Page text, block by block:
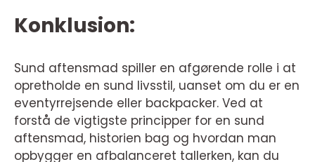
Konklusion:
Sund aftensmad spiller en afgørende rolle i at
opretholde en sund livsstil, uanset om du er en
eventyrrejsende eller backpacker. Ved at
forstå de vigtigste principper for en sund
aftensmad, historien bag og hvordan man
opbygger en afbalanceret tallerken, kan du